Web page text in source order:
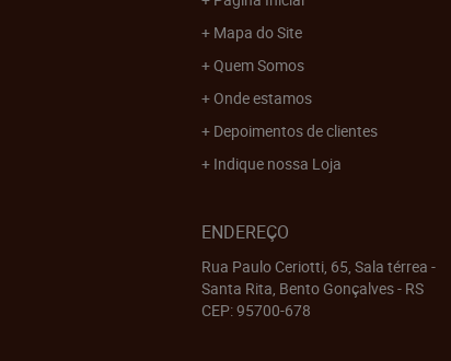
Mapa do Site
Quem Somos
Onde estamos
Depoimentos de clientes
Indique nossa Loja
ENDEREÇO
Rua Paulo Ceriotti, 65, Sala térrea -
Santa Rita, Bento Gonçalves- RS
CEP: 95700-678